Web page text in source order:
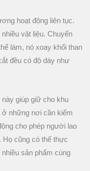
hoạt động liên tục.
vật liệu. Chuyển
làm, nó xoay khối than
đều có độ dày như
giúp giữ cho khu
những nơi cần kiểm
cho phép người lao
Họ cũng có thể thực
sản phẩm cùng